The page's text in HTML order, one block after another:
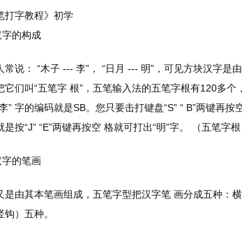
打字教程》初学
字的构成
常说： “木子 --- 李”， “日月 --- 明”，可见方块汉字是
它们叫“五笔字 根”，五笔输入法的五笔字根有120多个
” 字的编码就是SB。您只要击打键盘“S” “ B”两键再按
是按“J” “E”两键再按空 格就可打出“明”字。 （五笔字根
字的笔画
是由其本笔画组成，五笔字型把汉字笔 画分成五种：
钩）五种。